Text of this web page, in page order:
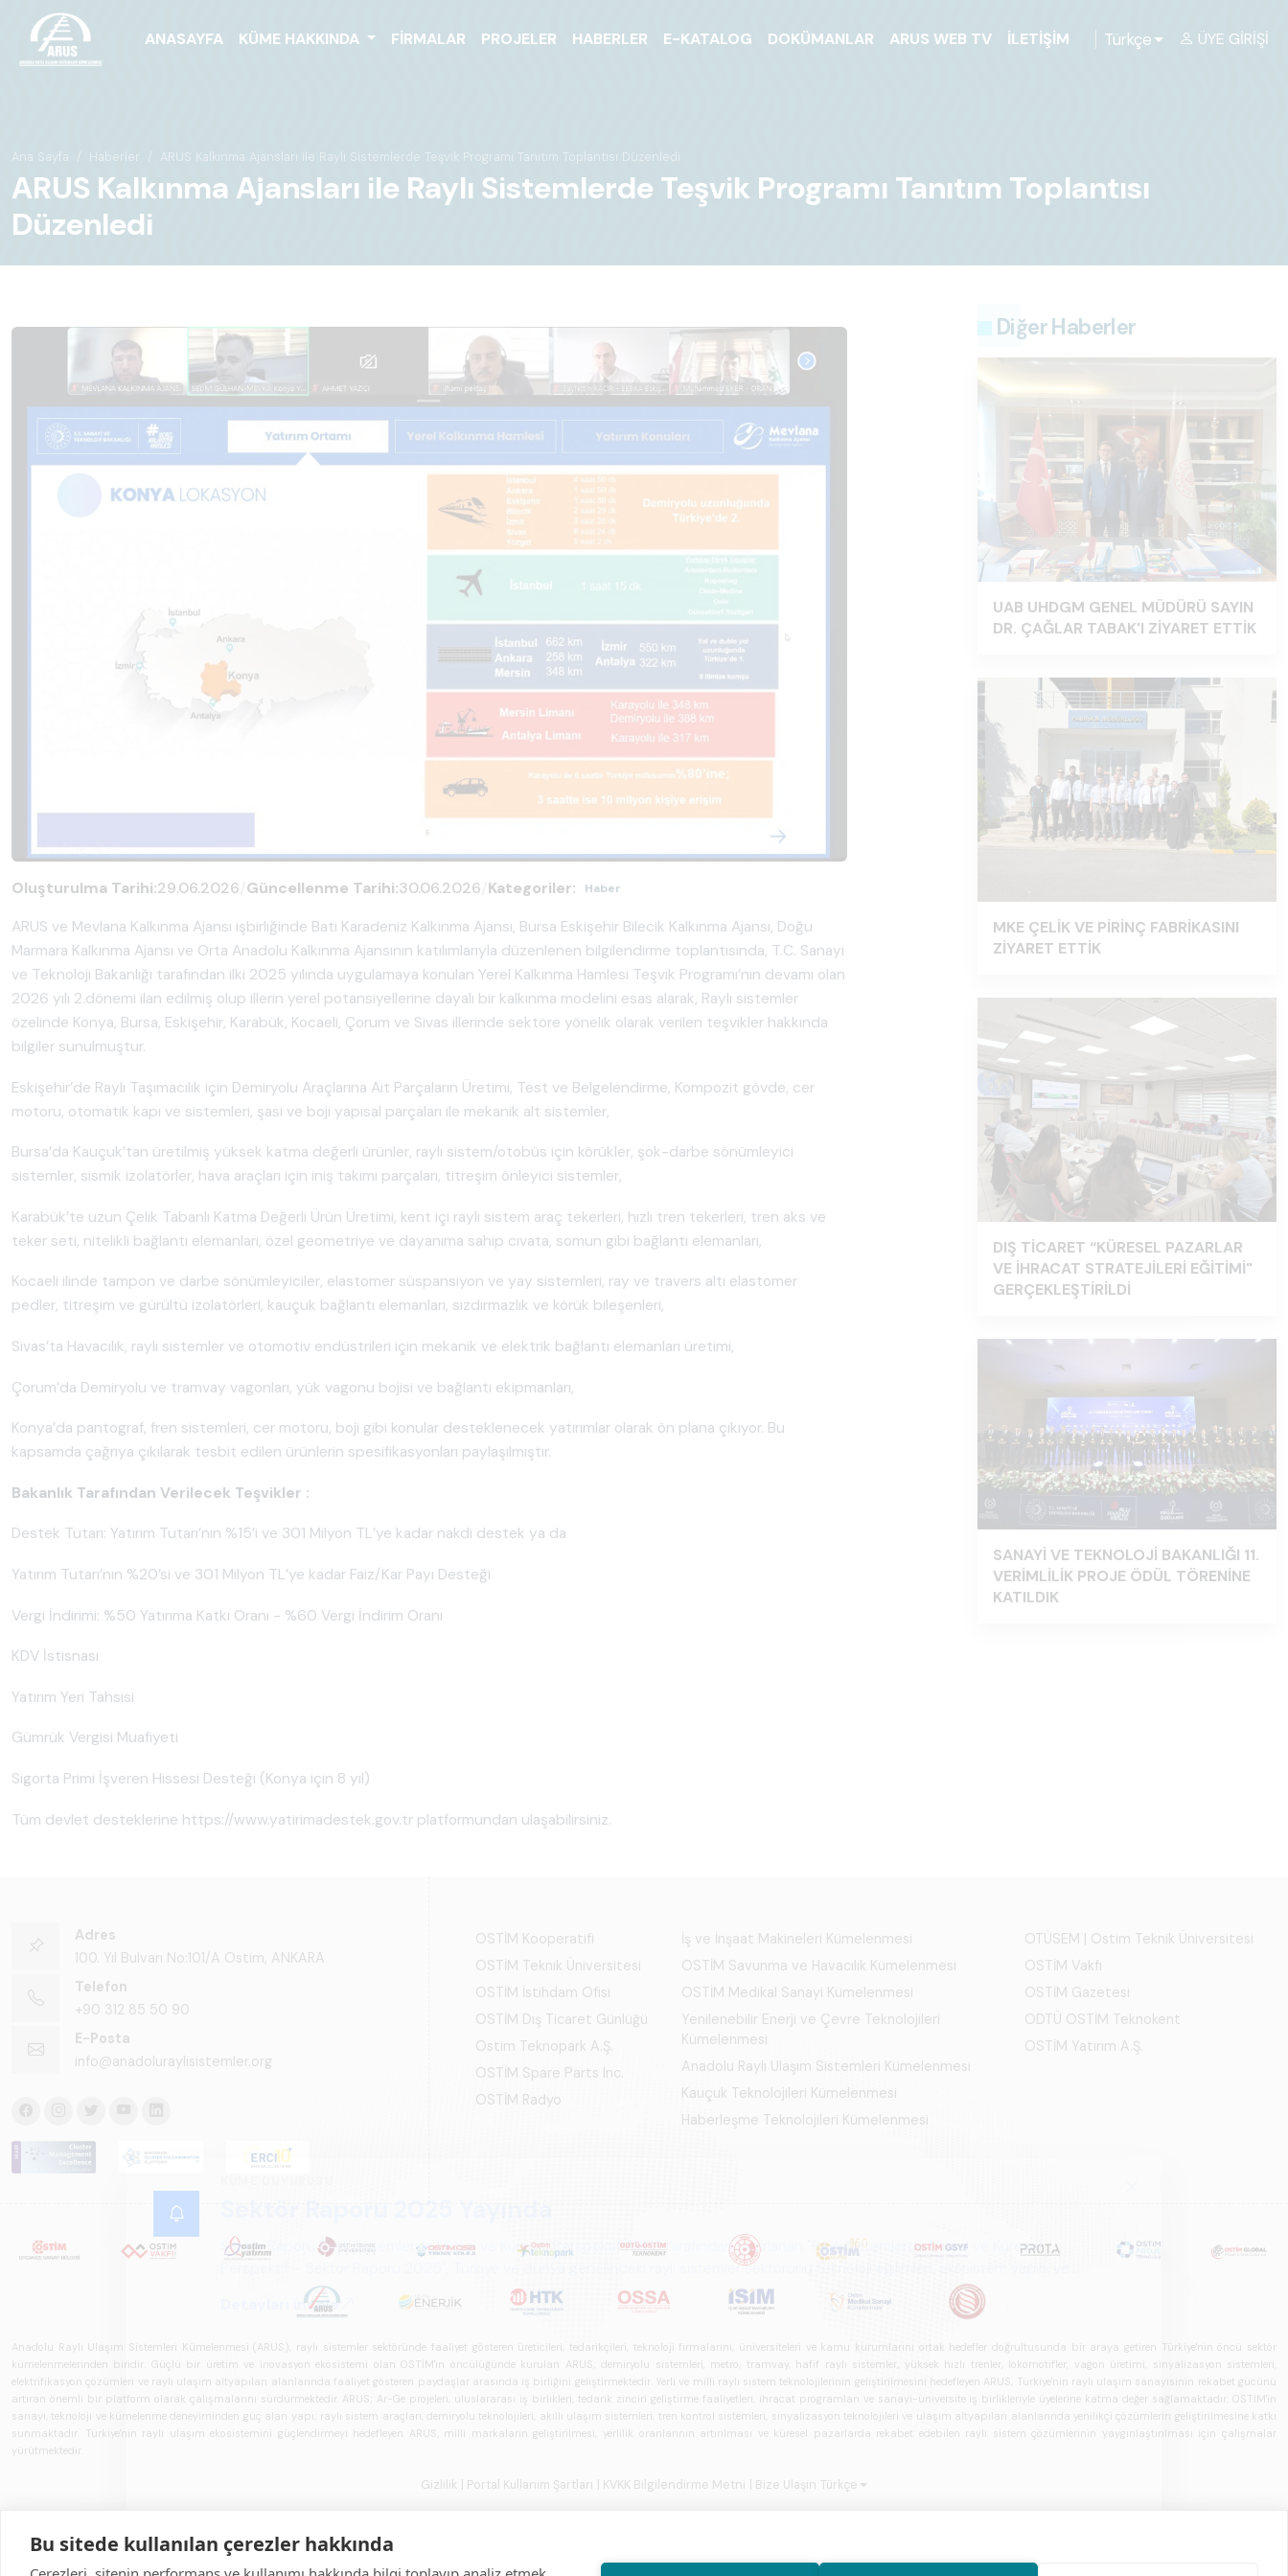
ANASAYFA KÜME HAKKINDA FIRMALAR PROJELER HABERLER E-KATALOG DOKÜMANLAR ARUS WEB TV İLETIŞIM Türkçe ÜYE GIRIŞI
Ana Sayfa Haberler ARUS Kalkınma Ajansları ile Raylı Sistemlerde Teşvik Programı Tanıtım Toplantısı Düzenledi
ARUS Kalkınma Ajansları ile Raylı Sistemlerde Teşvik Programı Tanıtım Toplantısı
Düzenledi
Oluşturulma Tarihi:29.06.2026 Güncellenme Tarihi:30.06.2026 Kategoriler: Haber
ARUS ve Mevlana Kalkınma Ajansı işbirliğinde Batı Karadeniz Kalkınma Ajansı, Bursa Eskişehir Bilecik Kalkınma Ajansı, Doğu
Marmara Kalkınma Ajansı ve Orta Anadolu Kalkınma Ajansının katılımlarıyla düzenlenen bilgilendirme toplantısında, T.C. Sanayi
ve Teknoloji Bakanlığı tarafından ilki 2025 yılında uygulamaya konulan Yerel Kalkınma Hamlesi Teşvik Programı’nın devamı olan
2026 yılı 2.dönemi ilan edilmiş olup illerin yerel potansiyellerine dayalı bir kalkınma modelini esas alarak, Raylı sistemler
özelinde Konya, Bursa, Eskişehir, Karabük, Kocaeli, Çorum ve Sivas illerinde sektöre yönelik olarak verilen teşvikler hakkında
bilgiler sunulmuştur.
Eskişehir’de Raylı Taşımacılık için Demiryolu Araçlarına Ait Parçaların Üretimi, Test ve Belgelendirme, Kompozit gövde, cer
motoru, otomatik kapı ve sistemleri, şasi ve boji yapısal parçaları ile mekanik alt sistemler,
Bursa’da Kauçuk’tan üretilmiş yüksek katma değerli ürünler, raylı sistem/otobüs için körükler, şok-darbe sönümleyici
sistemler, sismik izolatörler, hava araçları için iniş takımı parçaları, titreşim önleyici sistemler,
Karabük’te uzun Çelik Tabanlı Katma Değerli Ürün Üretimi, kent içi raylı sistem araç tekerleri, hızlı tren tekerleri, tren aks ve
teker seti, nitelikli bağlantı elemanları, özel geometriye ve dayanıma sahip cıvata, somun gibi bağlantı elemanları,
Kocaeli ilinde tampon ve darbe sönümleyiciler, elastomer süspansiyon ve yay sistemleri, ray ve travers altı elastomer
pedler, titreşim ve gürültü izolatörleri, kauçuk bağlantı elemanları, sızdırmazlık ve körük bileşenleri,
Sivas’ta Havacılık, raylı sistemler ve otomotiv endüstrileri için mekanik ve elektrik bağlantı elemanları üretimi,
Çorum’da Demiryolu ve tramvay vagonları, yük vagonu bojisi ve bağlantı ekipmanları,
Konya’da pantograf, fren sistemleri, cer motoru, boji gibi konular desteklenecek yatırımlar olarak ön plana çıkıyor. Bu
kapsamda çağrıya çıkılarak tesbit edilen ürünlerin spesifikasyonları paylaşılmıştır.
Bakanlık Tarafından Verilecek Teşvikler :
Destek Tutarı: Yatırım Tutarı’nın %15’i ve 301 Milyon TL’ye kadar nakdi destek ya da
Yatırım Tutarı’nın %20’si ve 301 Milyon TL’ye kadar Faiz/Kar Payı Desteği
Vergi İndirimi: %50 Yatırıma Katkı Oranı - %60 Vergi İndirim Oranı
KDV İstisnası
Yatırım Yeri Tahsisi
Gümrük Vergisi Muafiyeti
Sigorta Primi İşveren Hissesi Desteği (Konya için 8 yıl)
Tüm devlet desteklerine https://www.yatirimadestek.gov.tr platformundan ulaşabilirsiniz.
Diğer Haberler
UAB UHDGM GENEL MÜDÜRÜ SAYIN
DR. ÇAĞLAR TABAK'I ZİYARET ETTİK
MKE ÇELİK VE PİRİNÇ FABRİKASINI
ZİYARET ETTİK
DIŞ TİCARET “KÜRESEL PAZARLAR
VE İHRACAT STRATEJİLERİ EĞİTİMİ"
GERÇEKLEŞTİRİLDİ
SANAYİ VE TEKNOLOJİ BAKANLIĞI 11.
VERİMLİLİK PROJE ÖDÜL TÖRENİNE
KATILDIK
Adres
100. Yıl Bulvarı No:101/A Ostim, ANKARA
Telefon
+90 312 85 50 90
E-Posta
info@anadoluraylisistemler.org
OSTİM Kooperatifi
OSTİM Teknik Üniversitesi
OSTİM İstihdam Ofisi
OSTİM Dış Ticaret Günlüğü
Ostim Teknopark A.Ş.
OSTİM Spare Parts Inc.
OSTİM Radyo
İş ve İnşaat Makineleri Kümelenmesi
OSTİM Savunma ve Havacılık Kümelenmesi
OSTİM Medikal Sanayi Kümelenmesi
Yenilenebilir Enerji ve Çevre Teknolojileri
Kümelenmesi
Anadolu Raylı Ulaşım Sistemleri Kümelenmesi
Kauçuk Teknolojileri Kümelenmesi
Haberleşme Teknolojileri Kümelenmesi
OTÜSEM | Ostim Teknik Üniversitesi
OSTİM Vakfı
OSTİM Gazetesi
ODTÜ OSTİM Teknokent
OSTİM Yatırım A.Ş.
Anadolu Raylı Ulaşım Sistemleri Kümelenmesi (ARUS), raylı sistemler sektöründe faaliyet gösteren üreticileri, tedarikçileri, teknoloji firmalarını, üniversiteleri ve kamu kurumlarını ortak hedefler doğrultusunda bir araya getiren Türkiye'nin öncü sektör
kümelenmelerinden biridir. Güçlü bir üretim ve inovasyon ekosistemi olan OSTİM'in öncülüğünde kurulan ARUS; demiryolu sistemleri, metro, tramvay, hafif raylı sistemler, yüksek hızlı trenler, lokomotifler, vagon üretimi, sinyalizasyon sistemleri,
elektrifikasyon çözümleri ve raylı ulaşım altyapıları alanlarında faaliyet gösteren paydaşlar arasında iş birliğini geliştirmektedir. Yerli ve milli raylı sistem teknolojilerinin geliştirilmesini hedefleyen ARUS, Türkiye'nin raylı ulaşım sanayisinin rekabet gücünü
artıran önemli bir platform olarak çalışmalarını sürdürmektedir. ARUS; Ar-Ge projeleri, uluslararası iş birlikleri, tedarik zinciri geliştirme faaliyetleri, ihracat programları ve sanayi-üniversite iş birlikleriyle üyelerine katma değer sağlamaktadır. OSTİM'in
sanayi, teknoloji ve kümelenme deneyiminden güç alan yapı; raylı sistem araçları, demiryolu teknolojileri, akıllı ulaşım sistemleri, tren kontrol sistemleri, sinyalizasyon teknolojileri ve ulaşım altyapıları alanlarında yenilikçi çözümlerin geliştirilmesine katkı
sunmaktadır. Türkiye'nin raylı ulaşım ekosistemini güçlendirmeyi hedefleyen ARUS, milli markaların geliştirilmesi, yerlilik oranlarının artırılması ve küresel pazarlarda rekabet edebilen raylı sistem çözümlerinin yaygınlaştırılması için çalışmalar
yürütmektedir.
Gizlilik | Portal Kullanım Şartları | KVKK Bilgilendirme Metni | Bize Ulaşın Türkçe
Bu sitede kullanılan çerezler hakkında